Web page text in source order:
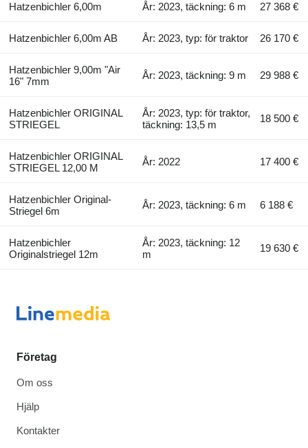
Hatzenbichler 6,00m År: 2023, täckning: 6 m 27 368 €
Hatzenbichler 6,00m AB År: 2023, typ: för traktor 26 170 €
Hatzenbichler 9,00m "Air
16" 7mm
År: 2023, täckning: 9 m 29 988 €
Hatzenbichler ORIGINAL
STRIEGEL
År: 2023, typ: för traktor,
täckning: 13,5 m
18 500 €
Hatzenbichler ORIGINAL
STRIEGEL 12,00 M
År: 2022 17 400 €
Hatzenbichler Original-
Striegel 6m
År: 2023, täckning: 6 m 6 188 €
Hatzenbichler
Originalstriegel 12m
År: 2023, täckning: 12
m
19 630 €
Företag
Om oss
Hjälp
Kontakter